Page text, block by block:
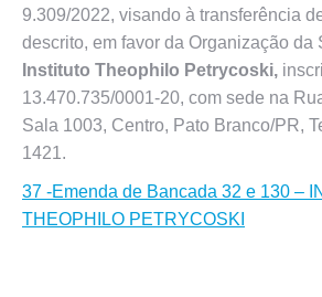
9.309/2022, visando à transferência
descrito, em favor da Organização da
Instituto Theophilo Petrycoski,
13.470.735/0001-20, com sede na
Sala 1003, Centro, Pato Branco/PR,
1421.
37 -Emenda de Bancada 32 e 130 –
THEOPHILO PETRYCOSKI